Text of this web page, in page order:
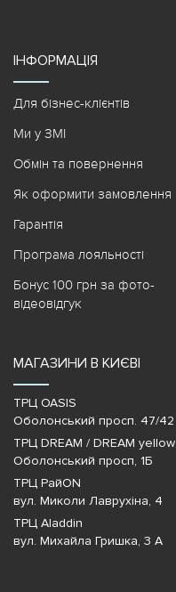
ІНФОРМАЦІЯ
Для бізнес-клієнтів
Ми у ЗМІ
Обмін та повернення
Як оформити замовлення
Гарантія
Програма лояльності
Бонус 100 грн за фото-
відеовідгук
МАГАЗИНИ В КИЄВІ
ТРЦ OASIS
Оболонський просп. 47/42
ТРЦ DREAM / DREAM yellow
Оболонський просп, 1Б
ТРЦ РайON
вул. Миколи Лаврухіна, 4
ТРЦ Aladdin
вул. Михайла Гришка, 3 А